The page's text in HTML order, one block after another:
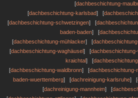
[dachbeschichtung-
[dachbeschichtung-karlsbad] [
[dachbeschichtung-schwetzingen] [
baden-baden] [
[dachbeschichtung-mühlacker] [
[dachbeschichtung-waghäusel] [
kraichtal] [
[dachbeschichtung-waldbronn] [dachbeschichtung-
baden-wuerttemberg] [dachreinigung-karlsruhe] [
[dachreinigung-mannheim] [